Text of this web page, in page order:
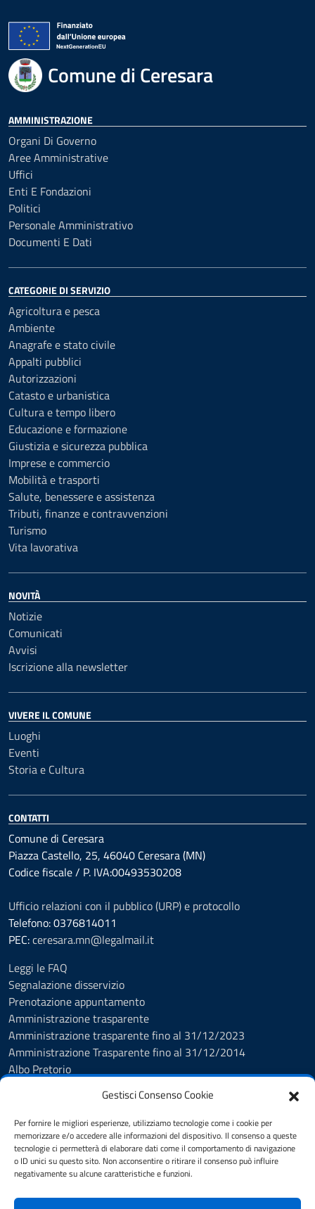
Gestisci Consenso Cookie
Per fornire le migliori esperienze, utilizziamo tecnologie come i cookie per
memorizzare e/o accedere alle informazioni del dispositivo. Il consenso a queste
tecnologie ci permetterà di elaborare dati come il comportamento di navigazione
o ID unici su questo sito. Non acconsentire o ritirare il consenso può influire
negativamente su alcune caratteristiche e funzioni.
Comune di Ceresara
AMMINISTRAZIONE
Organi Di Governo
Aree Amministrative
Uffici
Enti E Fondazioni
Politici
Personale Amministrativo
Documenti E Dati
CATEGORIE DI SERVIZIO
Agricoltura e pesca
Ambiente
Anagrafe e stato civile
Appalti pubblici
Autorizzazioni
Catasto e urbanistica
Cultura e tempo libero
Educazione e formazione
Giustizia e sicurezza pubblica
Imprese e commercio
Mobilità e trasporti
Salute, benessere e assistenza
Tributi, finanze e contravvenzioni
Turismo
Vita lavorativa
NOVITÀ
Notizie
Comunicati
Avvisi
Iscrizione alla newsletter
VIVERE IL COMUNE
Luoghi
Eventi
Storia e Cultura
CONTATTI
Comune di Ceresara
Piazza Castello, 25, 46040 Ceresara (MN)
Codice fiscale / P. IVA:00493530208
Ufficio relazioni con il pubblico (URP) e protocollo
Telefono: 0376814011
PEC:ceresara.mn@legalmail.it
Leggi le FAQ
Segnalazione disservizio
Prenotazione appuntamento
Amministrazione trasparente
Amministrazione trasparente fino al 31/12/2023
Amministrazione Trasparente fino al 31/12/2014
Albo Pretorio
Dichiarazione di accessibilità
Obiettivi di accessibilità
Note legali
Feedback Accessibilità